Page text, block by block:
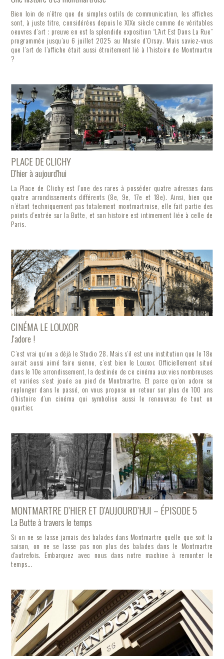
Bien loin de n’être que de simples outils de communication, les affiches
sont, à juste titre, considérées depuis le XIXe siècle comme de véritables
oeuvres d’art ; preuve en est la splendide exposition “L’Art Est Dans La Rue”
programmée jusqu’au 6 juillet 2025 au Musée d’Orsay. Mais saviez-vous
que l’art de l’affiche était aussi étroitement lié à l’histoire de Montmartre
?
PLACE DE CLICHY
D'hier à aujourd'hui
La Place de Clichy est l’une des rares à posséder quatre adresses dans
quatre arrondissements différents (8e, 9e, 17e et 18e). Ainsi, bien que
n’étant techniquement pas totalement montmartroise, elle fait partie des
points d’entrée sur la Butte, et son histoire est intimement liée à celle de
Paris.
CINÉMA LE LOUXOR
J'adore !
C’est vrai qu’on a déjà le Studio 28. Mais s’il est une institution que le 18e
aurait aussi aimé faire sienne, c’est bien le Louxor. Officiellement situé
dans le 10e arrondissement, la destinée de ce cinéma aux vies nombreuses
et variées s’est jouée au pied de Montmartre. Et parce qu’on adore se
replonger dans le passé, on vous propose un retour sur plus de 100 ans
d’histoire d’un cinéma qui symbolise aussi le renouveau de tout un
quartier.
MONTMARTRE D’HIER ET D’AUJOURD’HUI – ÉPISODE 5
La Butte à travers le temps
Si on ne se lasse jamais des balades dans Montmartre quelle que soit la
saison, on ne se lasse pas non plus des balades dans le Montmartre
d'autrefois. Embarquez avec nous dans notre machine à remonter le
temps...